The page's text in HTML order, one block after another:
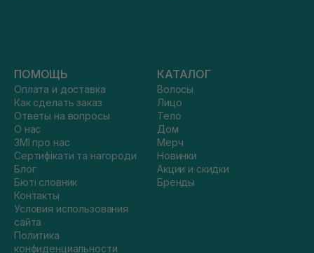
ПОМОЩЬ
Оплата и доставка
Как сделать заказ
Ответы на вопросы
О нас
ЗМІ про нас
Сертифікати та нагороди
Блог
Бюті словник
Контакты
Условия использования
сайта
Политика
конфиденциальности
КАТАЛОГ
Волосы
Лицо
Тело
Дом
Мерч
Новинки
Акции и скидки
Бренды